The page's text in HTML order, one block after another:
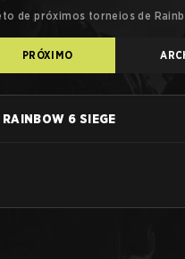
de próximos torneios de
PRÓXIMO
6 SIEGE